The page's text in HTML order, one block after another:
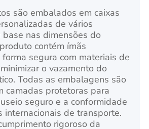
são embalados em caixas
de vários
nas dimensões do
contém ímãs
segura com materiais de
o vazamento do
Todas as embalagens são
camadas protetoras para
seguro e a conformidade
internacionais de transporte.
rigoroso da